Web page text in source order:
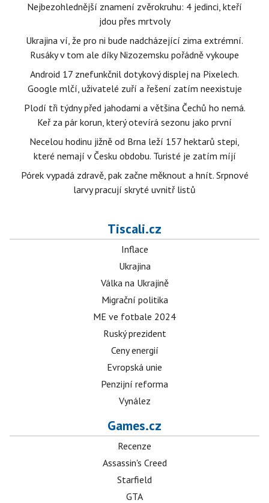
Nejbezohlednější znamení zvěrokruhu: 4 jedinci, kteří
jdou přes mrtvoly
Ukrajina ví, že pro ni bude nadcházející zima extrémní.
Rusáky v tom ale díky Nizozemsku pořádně vykoupe
Android 17 znefunkčnil dotykový displej na Pixelech.
Google mlčí, uživatelé zuří a řešení zatím neexistuje
Plodí tři týdny před jahodami a většina Čechů ho nemá.
Keř za pár korun, který otevírá sezonu jako první
Necelou hodinu jižně od Brna leží 157 hektarů stepi,
které nemají v Česku obdobu. Turisté je zatím míjí
Pórek vypadá zdravě, pak začne měknout a hnít. Srpnové
larvy pracují skryté uvnitř listů
Tiscali.cz
Inflace
Ukrajina
Válka na Ukrajině
Migrační politika
ME ve fotbale 2024
Ruský prezident
Ceny energií
Evropská unie
Penzijní reforma
Vynález
Games.cz
Recenze
Assassin's Creed
Starfield
GTA